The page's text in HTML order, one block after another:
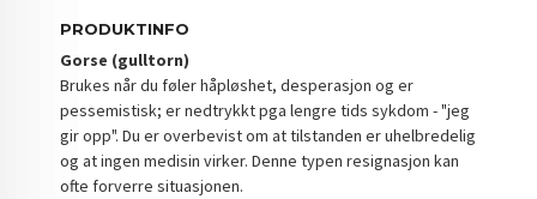
PRODUKTINFO
Gorse (gulltorn)
Brukes når du føler håpløshet, desperasjon og er
pessemistisk; er nedtrykkt pga lengre tids sykdom - "jeg
gir opp". Du er overbevist om at tilstanden er uhelbredelig
og at ingen medisin virker. Denne typen resignasjon kan
ofte forverre situasjonen.